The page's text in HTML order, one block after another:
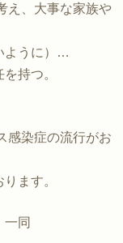
え、大事な家族や
うに）
…
持つ。
感染症の流行がお
ます。
同